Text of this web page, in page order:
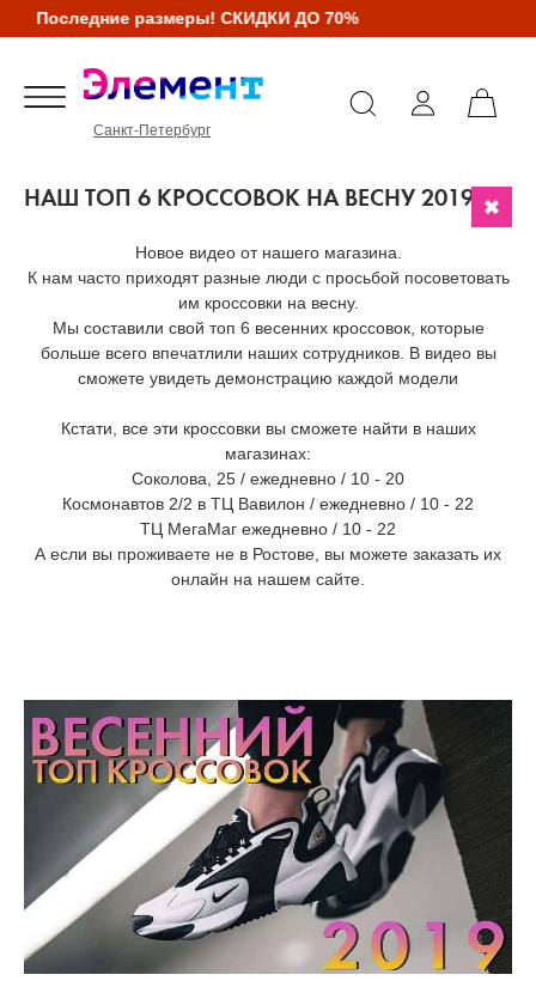
Последние размеры! СКИДКИ ДО 70%
Санкт-Петербург
НАШ ТОП 6 КРОССОВОК НА ВЕСНУ 2019
Новое видео от нашего магазина.
К нам часто приходят разные люди с просьбой посоветовать
им кроссовки на весну.
Мы составили свой топ 6 весенних кроссовок, которые
больше всего впечатлили наших сотрудников. В видео вы
сможете увидеть демонстрацию каждой модели
Кстати, все эти кроссовки вы сможете найти в наших
магазинах:
Соколова, 25 / ежедневно / 10 - 20
Космонавтов 2/2 в ТЦ Вавилон / ежедневно / 10 - 22
ТЦ МегаМаг ежедневно / 10 - 22
А если вы проживаете не в Ростове, вы можете заказать их
онлайн на нашем сайте.